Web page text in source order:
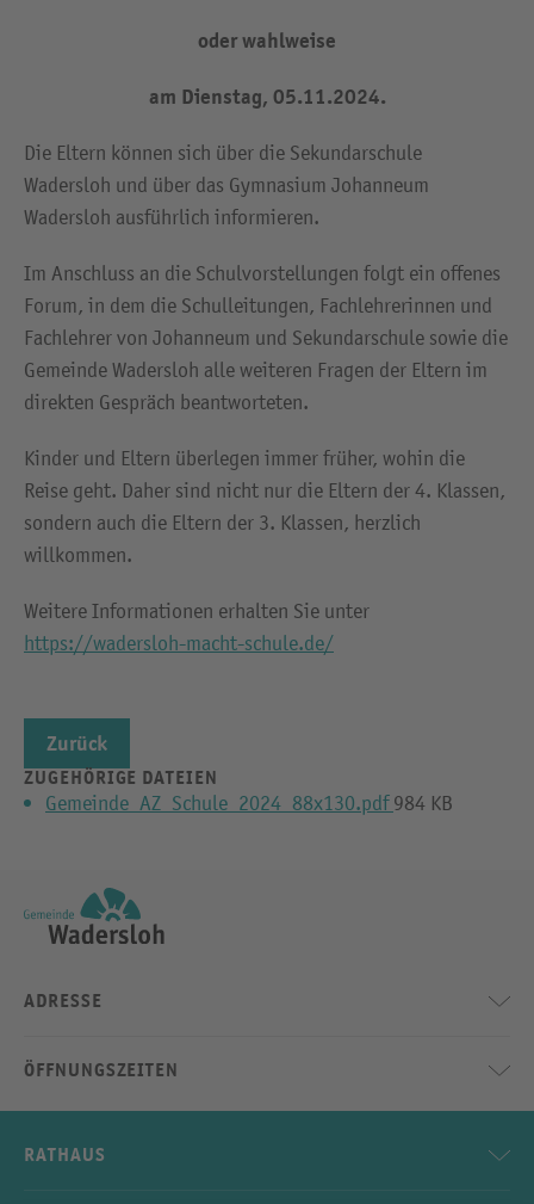
oder wahlweise
am Dienstag, 05.11.2024.
Die Eltern können sich über die Sekundarschule
Wadersloh und über das Gymnasium Johanneum
Wadersloh ausführlich informieren.
Im Anschluss an die Schulvorstellungen folgt ein offenes
Forum, in dem die Schulleitungen, Fachlehrerinnen und
Fachlehrer von Johanneum und Sekundarschule sowie die
Gemeinde Wadersloh alle weiteren Fragen der Eltern im
direkten Gespräch beantworteten.
Kinder und Eltern überlegen immer früher, wohin die
Reise geht. Daher sind nicht nur die Eltern der 4. Klassen,
sondern auch die Eltern der 3. Klassen, herzlich
willkommen.
Weitere Informationen erhalten Sie unter
https://wadersloh-macht-schule.de/
Zurück
ZUGEHÖRIGE DATEIEN
Gemeinde_AZ_Schule_2024_88x130.pdf 984 KB
ADRESSE
ÖFFNUNGSZEITEN
RATHAUS